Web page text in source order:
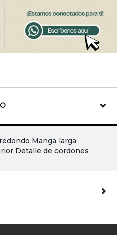
Manga larga
Detalle de cordones